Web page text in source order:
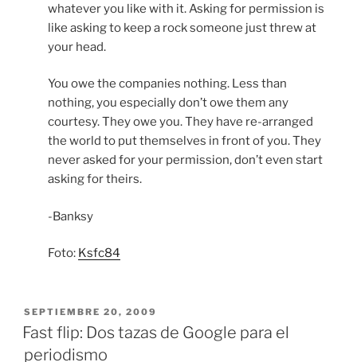
whatever you like with it. Asking for permission is
like asking to keep a rock someone just threw at
your head.
You owe the companies nothing. Less than
nothing, you especially don’t owe them any
courtesy. They owe you. They have re-arranged
the world to put themselves in front of you. They
never asked for your permission, don’t even start
asking for theirs.
-Banksy
Foto: Ksfc84
PUBLICADO
EL
SEPTIEMBRE 20, 2009
Fast flip: Dos tazas de Google para el
periodismo